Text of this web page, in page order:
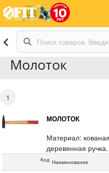
Молоток
1
МОЛОТОК
Материал:
деревянная ручка.
Код Наименование